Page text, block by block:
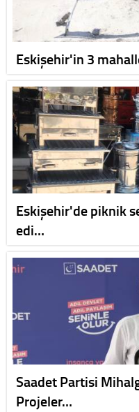
Eskişehir'in 3
Eskişehir'de piknik
edi…
Saadet Partisi
Projeler…